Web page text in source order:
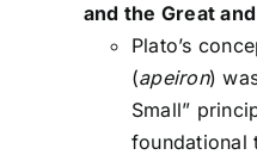
and the Great
Plato’s
(apeiron)
Small”
foundational